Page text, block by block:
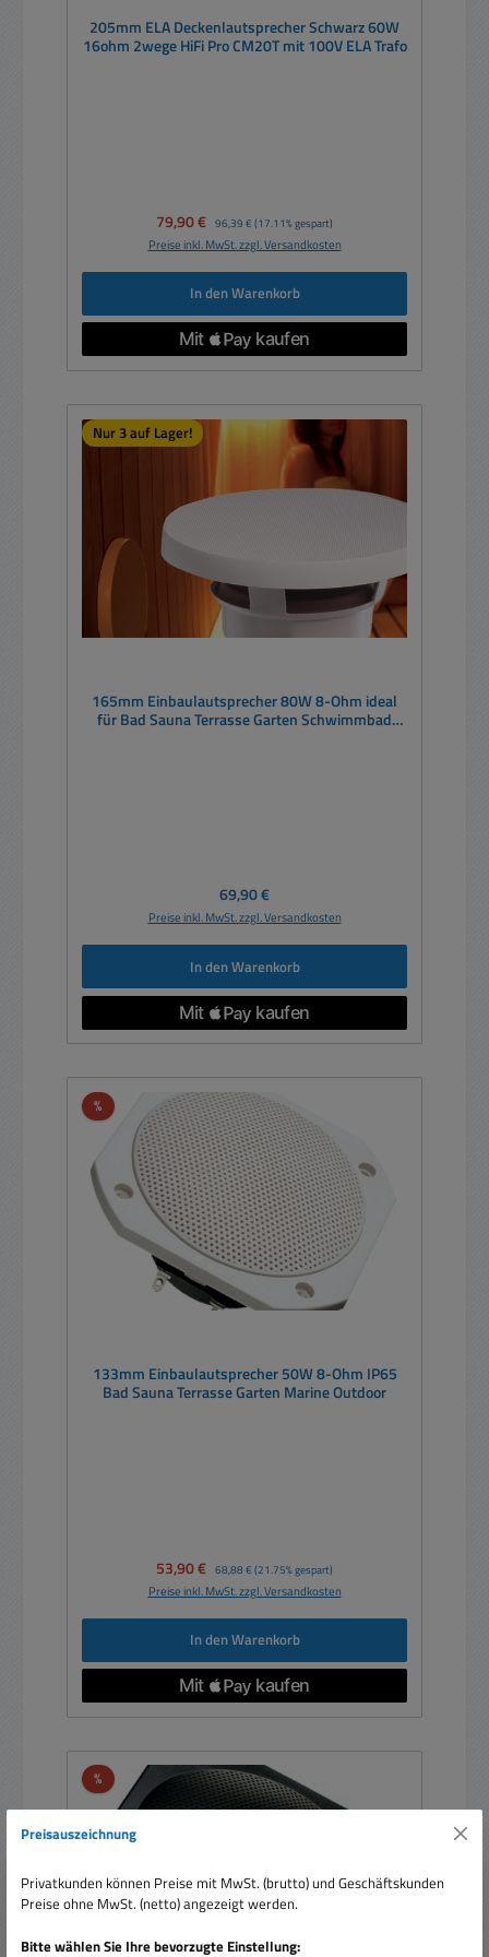
205mm ELA Deckenlautsprecher Schwarz 60W
16ohm 2wege HiFi Pro CM20T mit 100V ELA Trafo
Verkaufspreis:
79,90 € Regulärer Preis:
96,39 € (17.11% gespart)
Preise inkl. MwSt. zzgl. Versandkosten
In den Warenkorb
Nur 3 auf Lager!
165mm Einbaulautsprecher 80W 8-Ohm ideal
für Bad Sauna Terrasse Garten Schwimmbad
Regulärer Preis:
69,90 €
Preise inkl. MwSt. zzgl. Versandkosten
In den Warenkorb
%Rabatt
133mm Einbaulautsprecher 50W 8-Ohm IP65
Bad Sauna Terrasse Garten Marine Outdoor
Verkaufspreis:
53,90 € Regulärer Preis:
68,88 € (21.75% gespart)
Preise inkl. MwSt. zzgl. Versandkosten
In den Warenkorb
%Rabatt
Preisauszeichnung
Privatkunden können Preise mit MwSt. (brutto) und Geschäftskunden
Preise ohne MwSt. (netto) angezeigt werden.
Bitte wählen Sie Ihre bevorzugte Einstellung: